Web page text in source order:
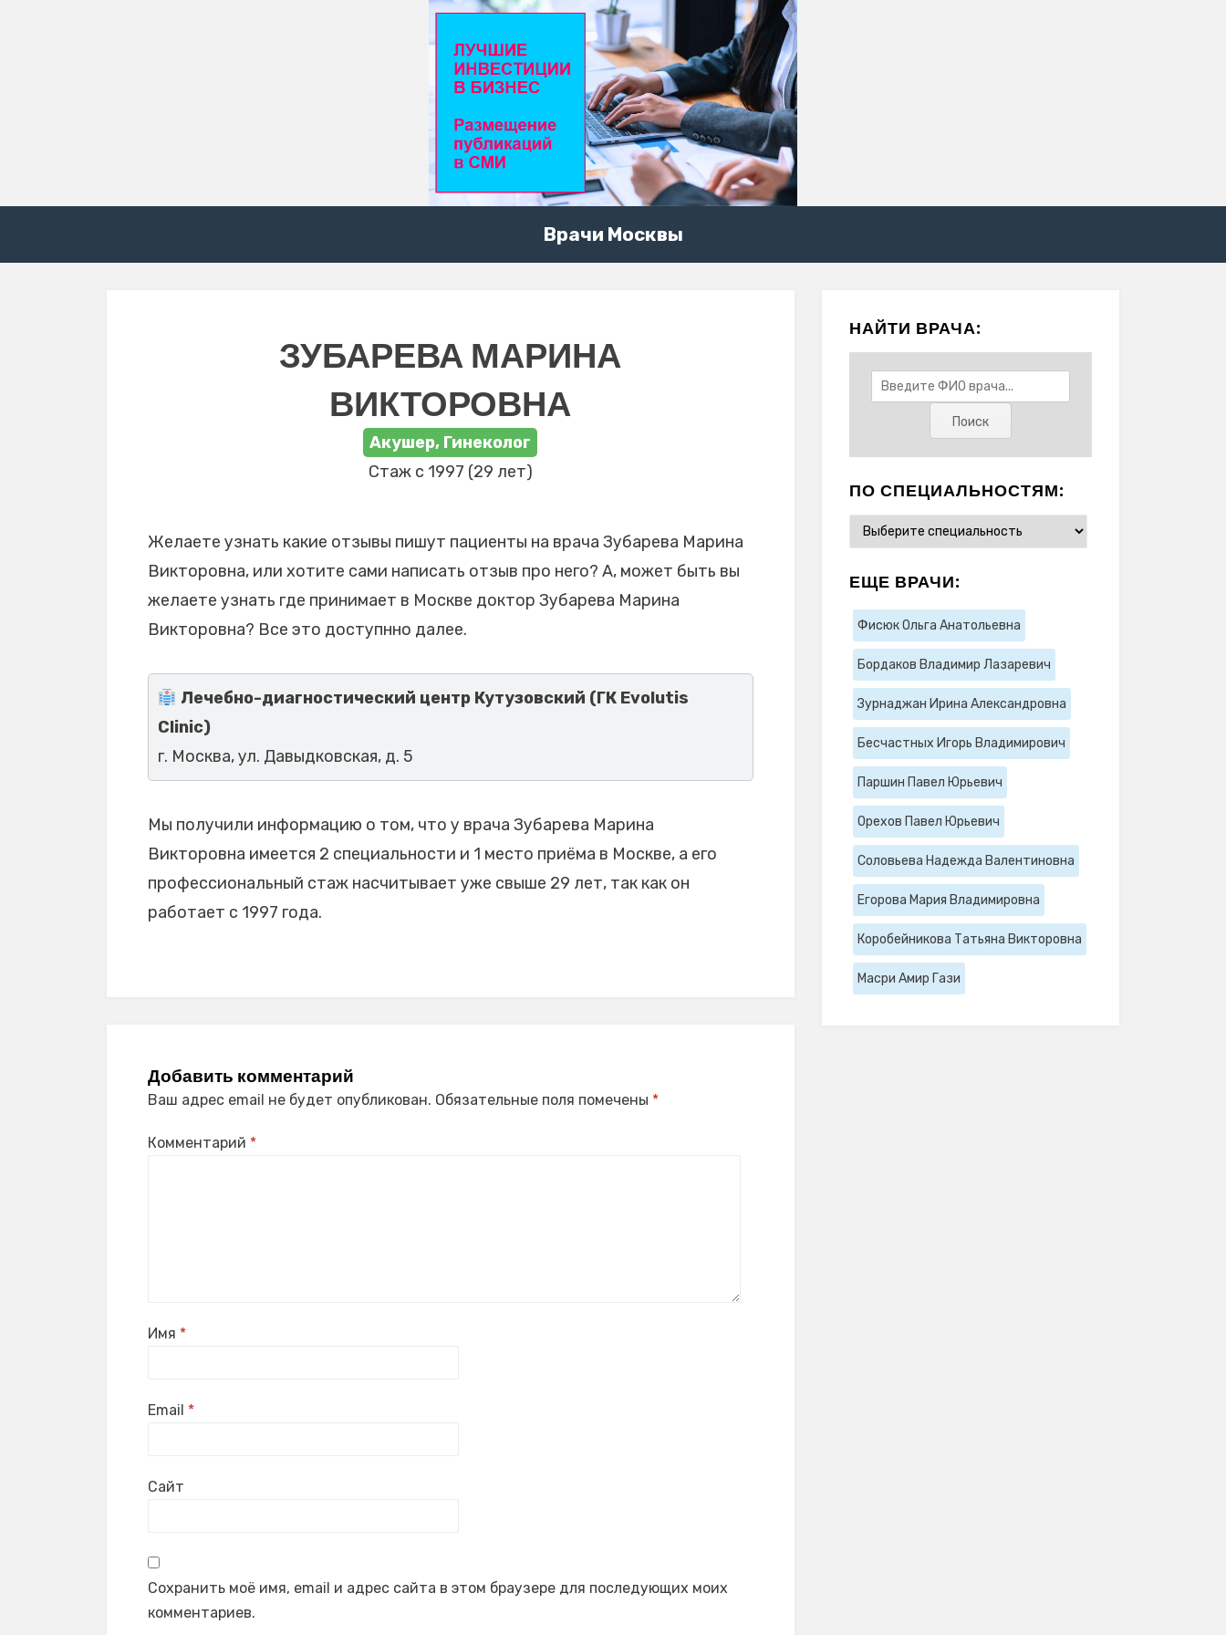
Врачи Москвы
ЗУБАРЕВА МАРИНА
ВИКТОРОВНА
Акушер, Гинеколог
Стаж с 1997 (29 лет)
Желаете узнать какие отзывы пишут пациенты на врача Зубарева Марина
Викторовна, или хотите сами написать отзыв про него? А, может быть вы
желаете узнать где принимает в Москве доктор Зубарева Марина
Викторовна? Все это доступнно далее.
Лечебно-диагностический центр Кутузовский (ГК Evolutis
Clinic)
г. Москва, ул. Давыдковская, д. 5
Мы получили информацию о том, что у врача Зубарева Марина
Викторовна имеется 2 специальности и 1 место приёма в Москве, а его
профессиональный стаж насчитывает уже свыше 29 лет, так как он
работает с 1997 года.
Добавить комментарий
Ваш адрес email не будет опубликован. Обязательные поля помечены *
Комментарий *
Имя *
Email *
Сайт
Сохранить моё имя, email и адрес сайта в этом браузере для последующих моих
комментариев.
НАЙТИ ВРАЧА:
ПО СПЕЦИАЛЬНОСТЯМ:
ЕЩЕ ВРАЧИ:
Фисюк Ольга Анатольевна
Бордаков Владимир Лазаревич
Зурнаджан Ирина Александровна
Бесчастных Игорь Владимирович
Паршин Павел Юрьевич
Орехов Павел Юрьевич
Соловьева Надежда Валентиновна
Егорова Мария Владимировна
Коробейникова Татьяна Викторовна
Масри Амир Гази